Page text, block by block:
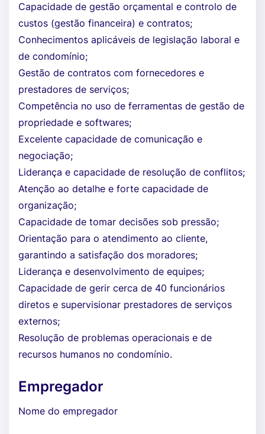
Capacidade de gestão orçamental e controlo de
custos (gestão financeira) e contratos;
Conhecimentos aplicáveis de legislação laboral e
de condomínio;
Gestão de contratos com fornecedores e
prestadores de serviços;
Competência no uso de ferramentas de gestão de
propriedade e softwares;
Excelente capacidade de comunicação e
negociação;
Liderança e capacidade de resolução de conflitos;
Atenção ao detalhe e forte capacidade de
organização;
Capacidade de tomar decisões sob pressão;
Orientação para o atendimento ao cliente,
garantindo a satisfação dos moradores;
Liderança e desenvolvimento de equipes;
Capacidade de gerir cerca de 40 funcionários
diretos e supervisionar prestadores de serviços
externos;
Resolução de problemas operacionais e de
recursos humanos no condomínio.
Empregador
Nome do empregador